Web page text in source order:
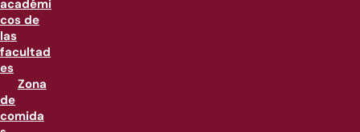
académi
cos de
las
facultad
es
Zona
de
comida